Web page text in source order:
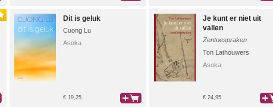
Dit is geluk
Cuong Lu
Asoka
€ 19,25
Je kunt er niet uit
vallen
Zentoespraken
Ton Lathouwers
Asoka
€ 24,95